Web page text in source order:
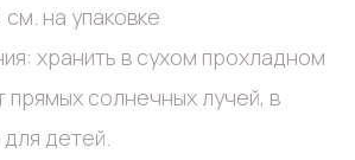
на упаковке
хранить в сухом прохладном
прямых солнечных лучей, в
детей.